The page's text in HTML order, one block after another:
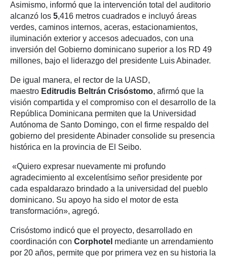
Asimismo, informó que la intervención total del auditorio
alcanzó los 5,416 metros cuadrados e incluyó áreas
verdes, caminos internos, aceras, estacionamientos,
iluminación exterior y accesos adecuados, con una
inversión del Gobierno dominicano superior a los RD 49
millones, bajo el liderazgo del presidente Luis Abinader.
De igual manera, el rector de la UASD,
maestro Editrudis Beltrán Crisóstomo, afirmó que la
visión compartida y el compromiso con el desarrollo de la
República Dominicana permiten que la Universidad
Autónoma de Santo Domingo, con el firme respaldo del
gobierno del presidente Abinader consolide su presencia
histórica en la provincia de El Seibo.
«Quiero expresar nuevamente mi profundo
agradecimiento al excelentísimo señor presidente por
cada espaldarazo brindado a la universidad del pueblo
dominicano. Su apoyo ha sido el motor de esta
transformación», agregó.
Crisóstomo indicó que el proyecto, desarrollado en
coordinación con Corphotel mediante un arrendamiento
por 20 años, permite que por primera vez en su historia la